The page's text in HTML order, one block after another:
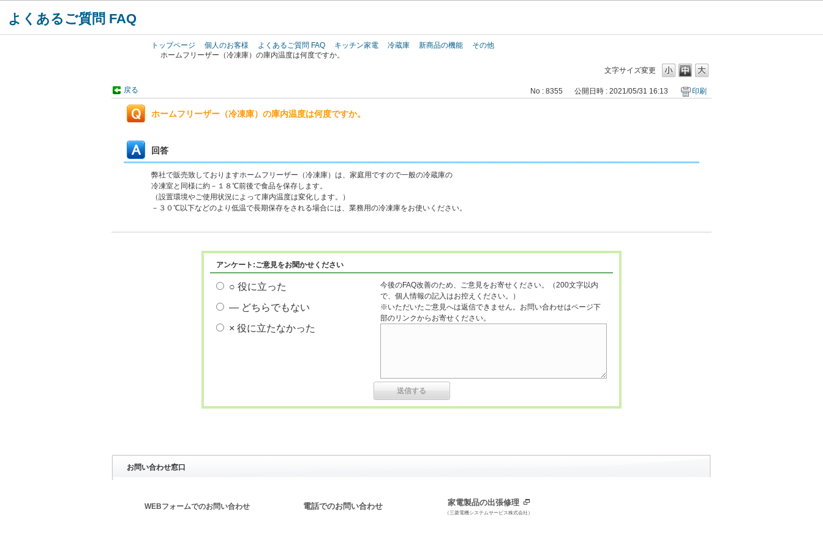
よくあるご質問 FAQ
トップページ 個人のお客様 よくあるご質問 FAQ キッチン家電 冷蔵庫 新商品の機能
その他
ホームフリーザー（冷凍庫）の庫内温度は何度ですか。
文字サイズ変更
戻る No : 8355 公開日時 : 2021/05/31 16:13 印刷
ホームフリーザー（冷凍庫）の庫内温度は何度ですか。
回答
弊社で販売致しておりますホームフリーザー（冷凍庫）は、家庭用ですので一般の冷蔵庫の
冷凍室と同様に約－１８℃前後で食品を保存します。
（設置環境やご使用状況によって庫内温度は変化します。）
－３０℃以下などのより低温で長期保存をされる場合には、業務用の冷凍庫をお使いください。
アンケート:ご意見をお聞かせください
○ 役に立った
― どちらでもない
× 役に立たなかった
今後のFAQ改善のため、ご意見をお寄せください。（200文字以内
で、個人情報の記入はお控えください。）
※いただいたご意見へは返信できません。お問い合わせはページ下
部のリンクからお寄せください。
お問い合わせ窓口
WEBフォームでのお問い合わせ 電話でのお問い合わせ 家電製品の出張修理
（三菱電機システムサービス株式会社）